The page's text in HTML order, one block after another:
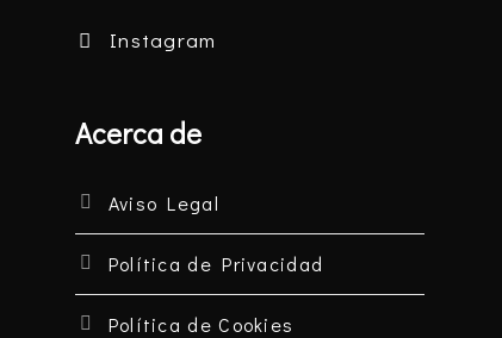
Instagram
Acerca de
Aviso Legal
Política de Privacidad
Política de Cookies